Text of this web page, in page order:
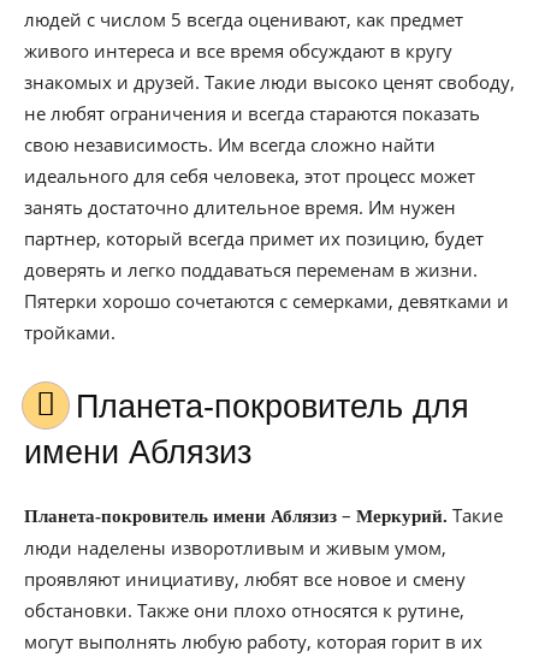
людей с числом 5 всегда оценивают, как предмет
живого интереса и все время обсуждают в кругу
знакомых и друзей. Такие люди высоко ценят свободу,
не любят ограничения и всегда стараются показать
свою независимость. Им всегда сложно найти
идеального для себя человека, этот процесс может
занять достаточно длительное время. Им нужен
партнер, который всегда примет их позицию, будет
доверять и легко поддаваться переменам в жизни.
Пятерки хорошо сочетаются с семерками, девятками и
тройками.
Планета-покровитель для
имени Аблязиз
Планета-покровитель имени Аблязиз – Меркурий. Такие
люди наделены изворотливым и живым умом,
проявляют инициативу, любят все новое и смену
обстановки. Также они плохо относятся к рутине,
могут выполнять любую работу, которая горит в их